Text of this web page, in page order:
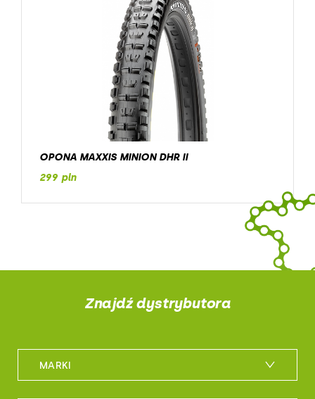
OPONA MAXXIS MINION DHR II
299 pln
Znajdź dystrybutora
MARKI
m_bike